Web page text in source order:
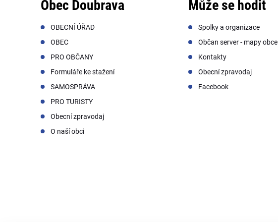
Obec Doubrava
OBECNÍ ÚŘAD
OBEC
PRO OBČANY
Formuláře ke stažení
SAMOSPRÁVA
PRO TURISTY
Obecní zpravodaj
O naší obci
Může se hodit
Spolky a organizace
Občan server - mapy obce
Kontakty
Obecní zpravodaj
Facebook